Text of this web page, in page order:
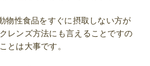
物性食品をすぐに摂取しない方が
レンズ方法にも言えることですの
とは大事です。